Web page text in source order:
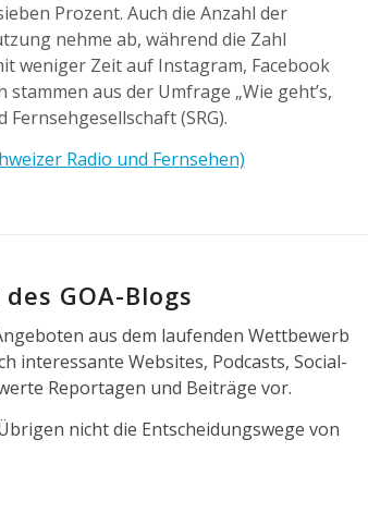
Prozent. Auch die Anzahl der
nehme ab, während die Zahl
weniger Zeit auf Instagram, Facebook
aus der Umfrage „Wie geht’s,
Fernsehgesellschaft (SRG).
Radio und Fernsehen)
GOA-Blogs
aus dem laufenden Wettbewerb
interessante Websites, Podcasts, Social-
Reportagen und Beiträge vor.
nicht die Entscheidungswege von